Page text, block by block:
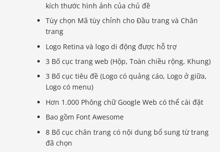
kích thước hình ảnh của chủ đề
Tùy chọn Mã tùy chỉnh cho Đầu trang và Chân
trang
Logo Retina và logo di động được hỗ trợ
3 Bố cục trang web (Hộp, Toàn chiều rộng, Khung)
3 Bố cục tiêu đề (Logo có quảng cáo, Logo ở giữa,
Logo có menu)
Hơn 1.000 Phông chữ Google Web có thể cài đặt
Bao gồm Font Awesome
8 Bố cục chân trang có nội dung bổ sung từ trang
đã chọn